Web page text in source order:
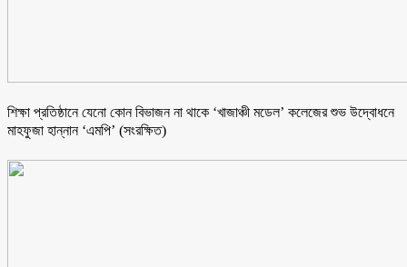
শিক্ষা প্রতিষ্ঠানে যেনো কোন বিভাজন না থাকে ‘খাজাঞ্চী মডেল’ কলেজের শুভ উদ্বোধনে
মাহফুজা হান্নান ‘এমপি’ (সংরক্ষিত)